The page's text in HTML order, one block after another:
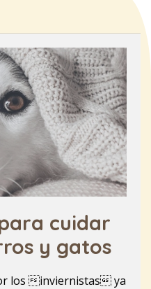
cuidar
y gatos
los inviernistas ya